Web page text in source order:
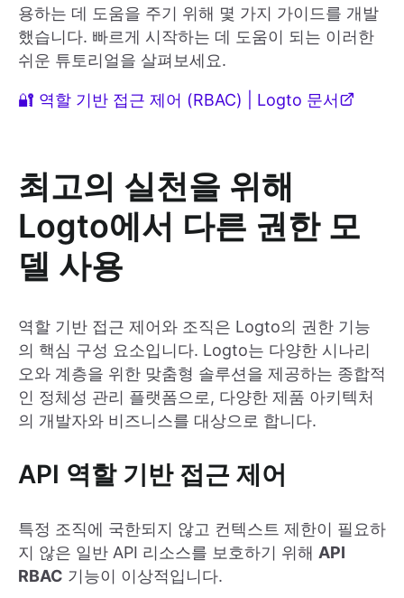
용하는 데 도움을 주기 위해 몇 가지 가이드를 개발
했습니다. 빠르게 시작하는 데 도움이 되는 이러한
쉬운 튜토리얼을 살펴보세요.
🔐 역할 기반 접근 제어 (RBAC) | Logto 문서
최고의 실천을 위해
Logto에서 다른 권한 모
델 사용
역할 기반 접근 제어와 조직은 Logto의 권한 기능
의 핵심 구성 요소입니다. Logto는 다양한 시나리
오와 계층을 위한 맞춤형 솔루션을 제공하는 종합적
인 정체성 관리 플랫폼으로, 다양한 제품 아키텍처
의 개발자와 비즈니스를 대상으로 합니다.
API 역할 기반 접근 제어
특정 조직에 국한되지 않고 컨텍스트 제한이 필요하
지 않은 일반 API 리소스를 보호하기 위해 API
RBAC 기능이 이상적입니다.